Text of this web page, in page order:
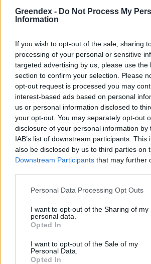
Greendex - Do Not Process My
Information
If you wish to opt-out of the sale, sharing
processing of your personal or sensitive
targeted advertising by us, please use the
section to confirm your selection. Please
opt-out request is processed you may
interest-based ads based on personal
us or personal information disclosed to
your opt-out. You may separately opt-out
disclosure of your personal information by
IAB’s list of downstream participants. This
also be disclosed by us to third parties on
Downstream Participants that may further
Personal Data Processing Opt Outs
I want to opt-out of the Sharing of my
personal data.
Opted In
I want to opt-out of the Sale of my
Personal Data.
Opted In
– 8 arborétum,
érdemes meglátogatni